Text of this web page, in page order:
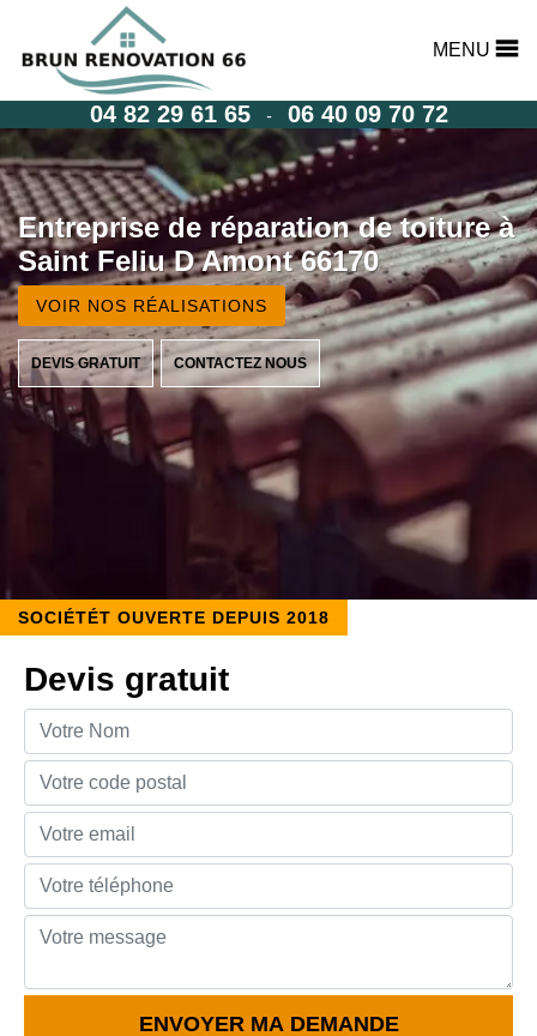
MENU
04 82 29 61 65 - 06 40 09 70 72
Entreprise de réparation de toiture à
Saint Feliu D Amont 66170
VOIR NOS RÉALISATIONS
DEVIS GRATUIT CONTACTEZ NOUS
SOCIÉTÉT OUVERTE DEPUIS 2018
Devis gratuit